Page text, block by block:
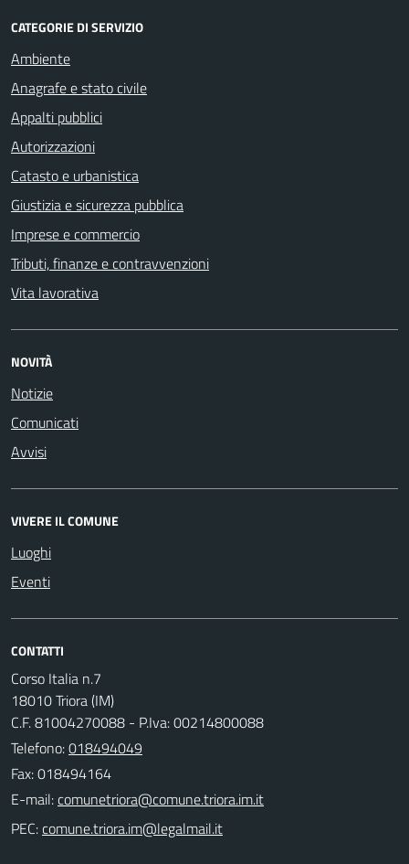
CATEGORIE DI SERVIZIO
Ambiente
Anagrafe e stato civile
Appalti pubblici
Autorizzazioni
Catasto e urbanistica
Giustizia e sicurezza pubblica
Imprese e commercio
Tributi, finanze e contravvenzioni
Vita lavorativa
NOVITÀ
Notizie
Comunicati
Avvisi
VIVERE IL COMUNE
Luoghi
Eventi
CONTATTI
Corso Italia n.7
18010 Triora (IM)
C.F. 81004270088 - P.Iva: 00214800088
Telefono:018494049
Fax: 018494164
E-mail:
PEC: